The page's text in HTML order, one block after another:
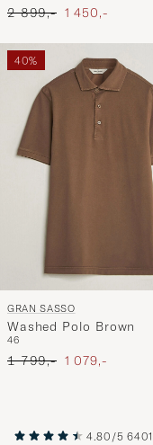
Ordinær pris
2 899,- Nedsatt pris
1 450,-
40%
GRAN SASSO
Washed Polo Brown
46
Ordinær pris
1 799,- Nedsatt pris
1 079,-
4.80/5